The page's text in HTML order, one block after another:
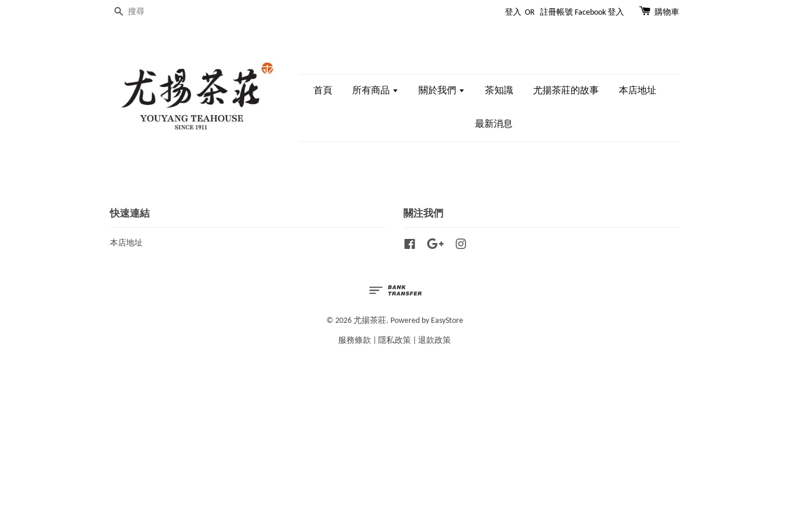
搜尋 登入 OR 註冊帳號 Facebook 登入 購物車
首頁 所有商品 關於我們 茶知識 尤揚茶莊的故事 本店地址
最新消息
快速連結
本店地址
關注我們
Facebook Google
© 2026 尤揚茶莊. Powered by EasyStore
服務條款 隱私政策 退款政策